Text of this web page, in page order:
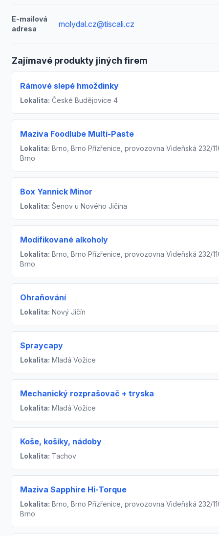
E-mailová
adresa
molydal.cz@tiscali.cz
Zajímavé produkty jiných firem
Rámové slepé hmoždinky
Lokalita: České Budějovice 4
Maziva Foodlube Multi-Paste
Lokalita: Brno, Brno Přízřenice, provozovna Videňská 232/
Brno
Box Yannick Minor
Lokalita: Šenov u Nového Jičína
Modifikované alkoholy
Lokalita: Brno, Brno Přízřenice, provozovna Videňská 232/
Brno
Ohraňování
Lokalita: Nový Jičín
Spraycapy
Lokalita: Mladá Vožice
Mechanický rozprašovač + tryska
Lokalita: Mladá Vožice
Koše, košíky, nádoby
Lokalita: Tachov
Maziva Sapphire Hi-Torque
Lokalita: Brno, Brno Přízřenice, provozovna Videňská 232/
Brno